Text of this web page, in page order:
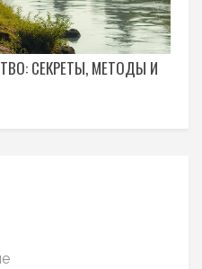
СЕКРЕТЫ, МЕТОДЫ И